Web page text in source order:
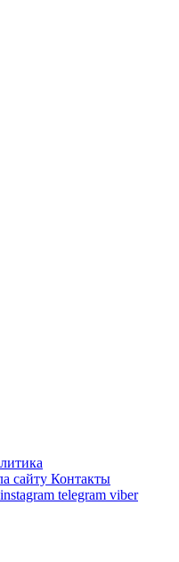
сайту Контакты
instagram telegram viber